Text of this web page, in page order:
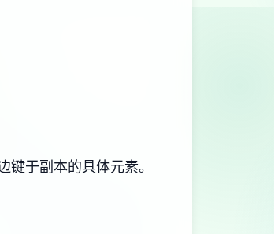
于副本的具体元素。